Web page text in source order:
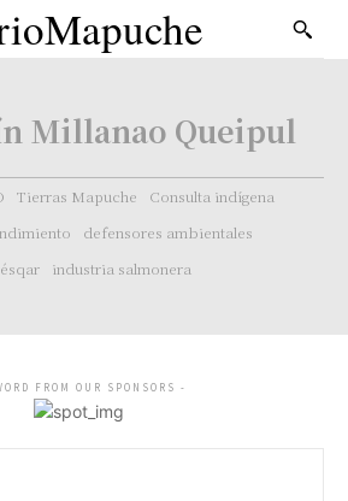
Millanao Queipul
Tierras Mapuche
Consulta indígena
defensores ambientales
industria salmonera
FROM OUR SPONSORS -